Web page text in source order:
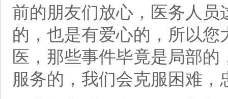
前的朋友们放心，医务人
的，也是有爱心的，所以
医，那些事件毕竟是局部
服务的，我们会克服困难，